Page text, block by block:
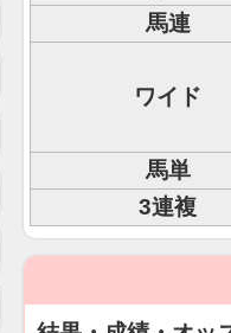
馬連
ワイド
馬単
3連複